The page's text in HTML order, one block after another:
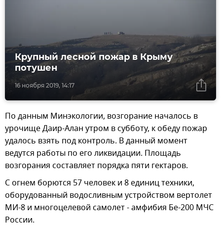
16 ноября 2019, 14:17
Крупный лесной пожар в Крыму
потушен
По данным Минэкологии, возгорание началось в
урочище Даир-Алан утром в субботу, к обеду пожар
удалось взять под контроль. В данный момент
ведутся работы по его ликвидации. Площадь
возгорания составляет порядка пяти гектаров.
С огнем борются 57 человек и 8 единиц техники,
оборудованный водосливным устройством вертолет
МИ-8 и многоцелевой самолет - амфибия Бе-200 МЧС
России.